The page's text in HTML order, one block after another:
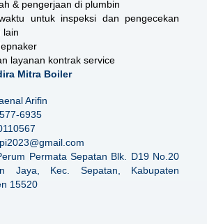
& pengerjaan di plumbin
untuk inspeksi dan pengecekan
lain
layanan kontrak service
Mitra Boiler
Arifin
6935
Permata Sepatan Blk. D19 No.20
Jaya, Kec. Sepatan, Kabupaten
15520